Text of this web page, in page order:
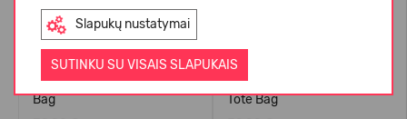
Slapukų nustatymai
SUTINKU SU VISAIS SLAPUKAIS
Crocs™ Classic Small Tote
Bag
Crocs™ Classic Medium
Tote Bag